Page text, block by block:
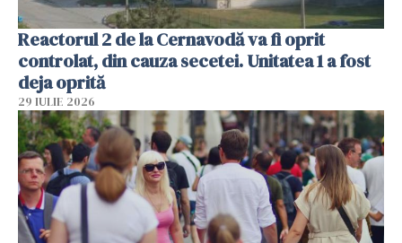
Reactorul 2 de la Cernavodă va fi oprit
controlat, din cauza secetei. Unitatea 1 a fost
deja oprită
29 IULIE 2026